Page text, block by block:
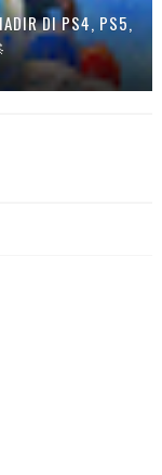
DI PS4, PS5,